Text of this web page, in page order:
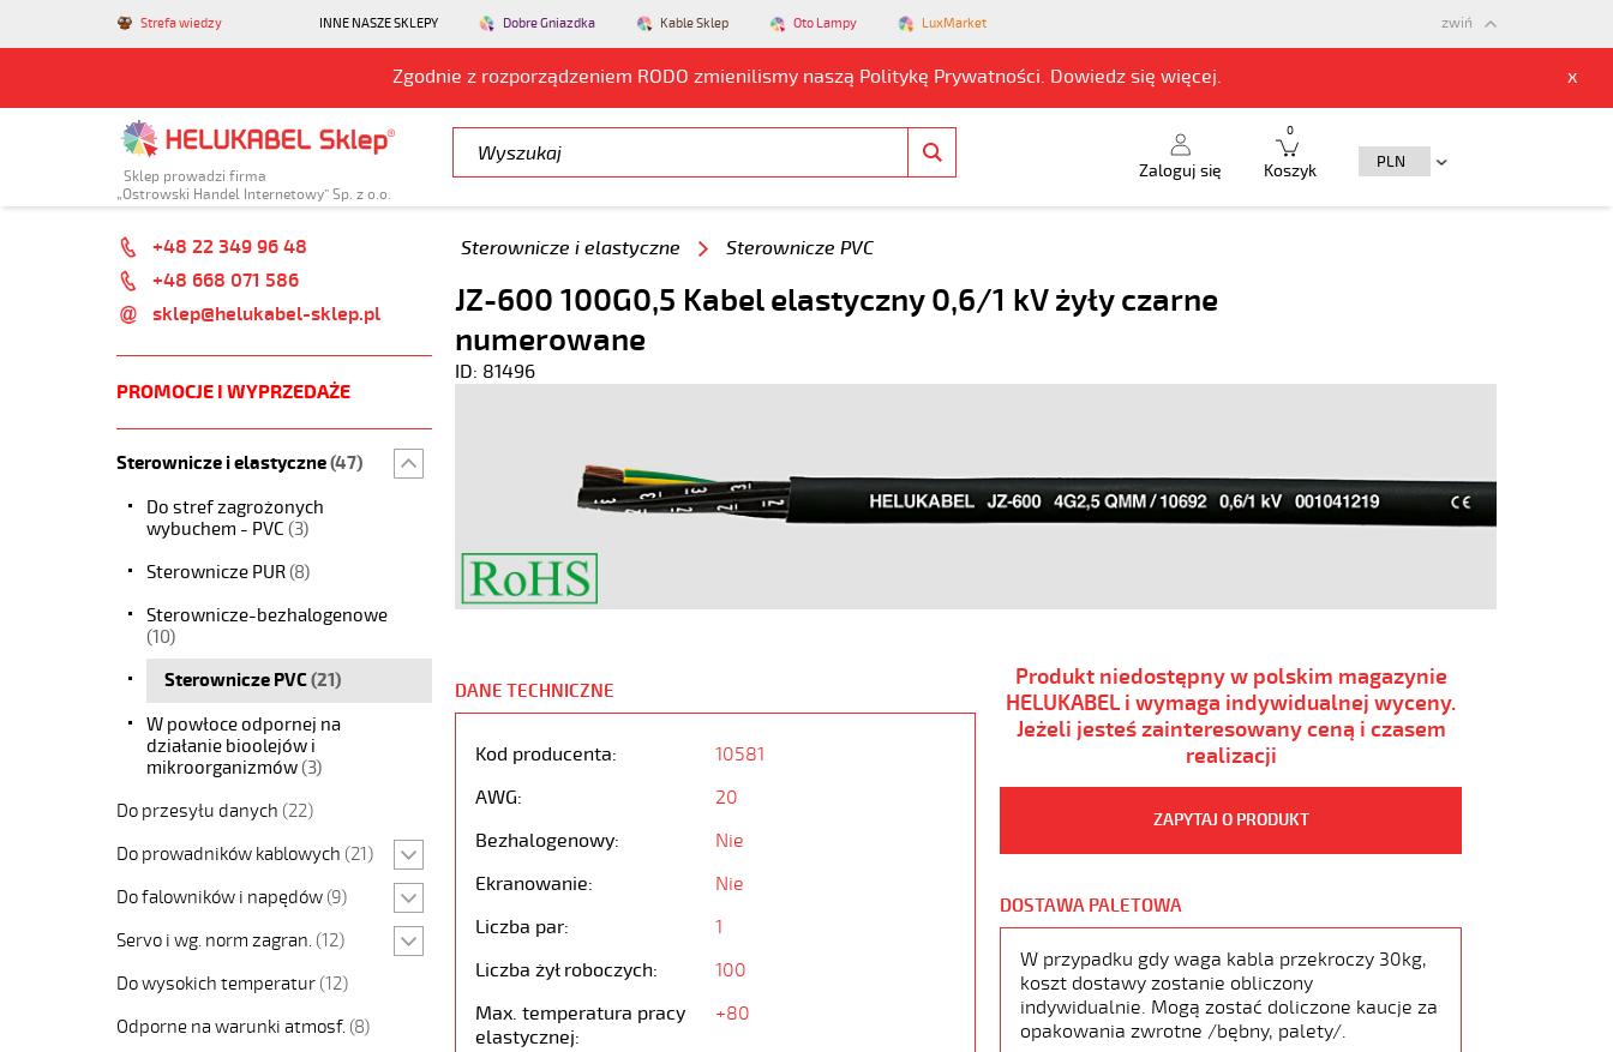
Strefa wiedzy INNE NASZE SKLEPY Dobre Gniazdka Kable Sklep Oto Lampy LuxMarket
Zgodnie z rozporządzeniem RODO zmienilismy naszą Politykę Prywatności. Dowiedz się więcej. x
zwiń
Sklep prowadzi firma
„Ostrowski Handel Internetowy” Sp. z o.o.
Zaloguj się Koszyk
0
+48 22 349 96 48
+48 668 071 586
sklep@helukabel-sklep.pl
PROMOCJE I WYPRZEDAŻE
Sterownicze i elastyczne(47)
Do stref zagrożonych
wybuchem - PVC (3)
Sterownicze PUR(8)
Sterownicze-bezhalogenowe
(10)
Sterownicze PVC(21)
W powłoce odpornej na
działanie bioolejów i
mikroorganizmów(3)
Do przesyłu danych (22)
Do prowadników kablowych (21)
Do falowników i napędów (9)
Servo i wg. norm zagran. (12)
Do wysokich temperatur (12)
Odporne na warunki atmosf. (8)
Sterownicze i elastyczne Sterownicze PVC
JZ-600 100G0,5 Kabel elastyczny 0,6/1 kV żyły czarne
numerowane
ID: 81496
DANE TECHNICZNE
Kod producenta:
10581
AWG:
20
Bezhalogenowy:
Nie
Ekranowanie:
Nie
Liczba par:
1
Liczba żył roboczych:
100
Max. temperatura pracy
elastycznej:
+80
Produkt niedostępny w polskim magazynie
HELUKABEL i wymaga indywidualnej wyceny.
Jeżeli jesteś zainteresowany ceną i czasem
realizacji
ZAPYTAJ O PRODUKT
DOSTAWA PALETOWA
W przypadku gdy waga kabla przekroczy 30kg,
koszt dostawy zostanie obliczony
indywidualnie. Mogą zostać doliczone kaucje za
opakowania zwrotne /bębny, palety/.